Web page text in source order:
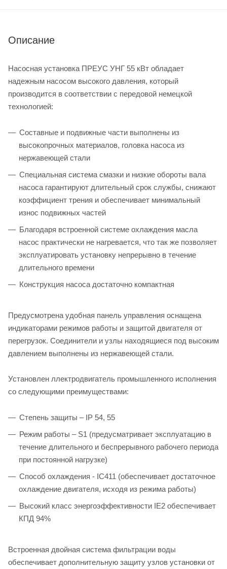
Описание
Насосная установка ПРЕУС УНГ 55 кВт обладает
надежным насосом высокого давления, который
производится в соответствии с передовой немецкой
технологией:
Составные и подвижные части выполнены из
высокопрочных материалов, головка насоса из
нержавеющей стали
Специальная система смазки и низкие обороты вала
насоса гарантируют длительный срок службы, снижают
коэффициент трения и обеспечивает минимальный
износ подвижных частей
Благодаря встроенной системе охлаждения масла
насос практически не нагревается, что так же позволяет
эксплуатировать установку непрерывно в течение
длительного времени
Конструкция насоса достаточно компактная
Предусмотрена удобная панель управления оснащена
индикаторами режимов работы и защитой двигателя от
перегрузок. Соединители и узлы находящиеся под высоким
давлением выполнены из нержавеющей стали.
Установлен ллектродвигатель промышленного исполнения
со следующими преимуществами:
Степень защиты – IP 54, 55
Режим работы – S1 (предусматривает эксплуатацию в
течение длительного и беспрерывного рабочего периода
при постоянной нагрузке)
Способ охлаждения - IC411 (обеспечивает достаточное
охлаждение двигателя, исходя из режима работы)
Высокий класс энергоэффективности IE2 обеспечивает
КПД 94%
Встроенная двойная система фильтрации воды
обеспечивает дополнительную защиту узлов установки от